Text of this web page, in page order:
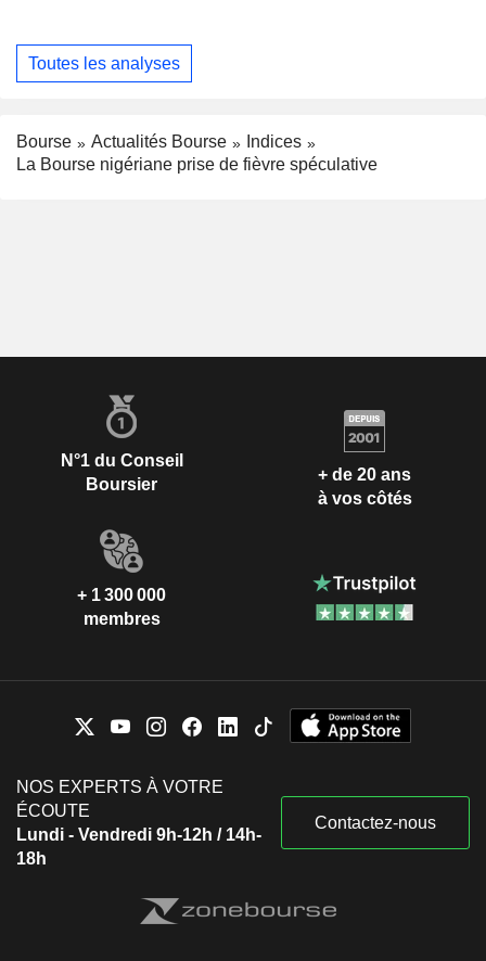
Toutes les analyses
Bourse Actualités Bourse
Indices
La Bourse nigériane prise de fièvre spéculative
N°1 du Conseil
Boursier
+ de 20 ans
à vos côtés
+ 1 300 000
membres
NOS EXPERTS À VOTRE
ÉCOUTE
Lundi - Vendredi 9h-12h / 14h-
18h
Contactez-nous